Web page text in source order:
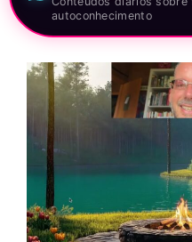
autoconhecimento